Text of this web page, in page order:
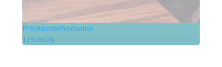
PrécédenteProchaine
12345678